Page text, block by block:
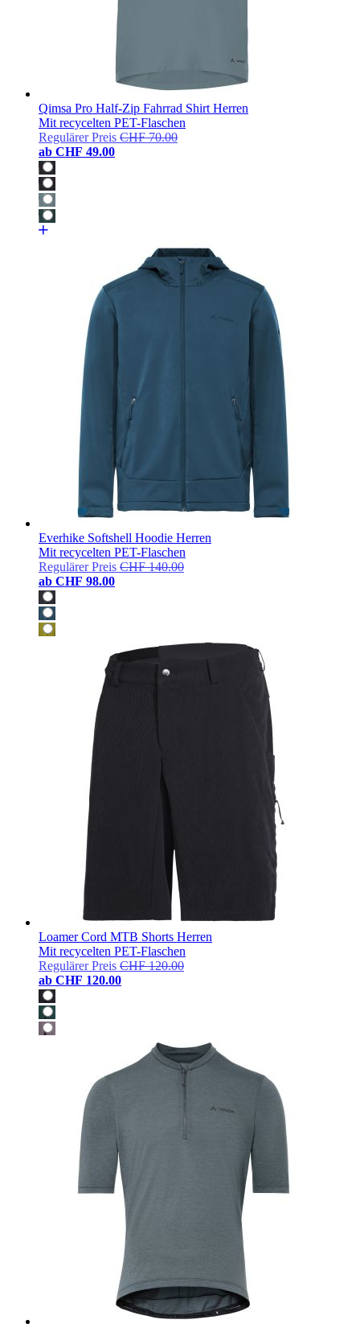
Qimsa Pro Half-Zip Fahrrad Shirt Herren
Mit recycelten PET-Flaschen
Regulärer Preis CHF 70.00
ab CHF 49.00
Everhike Softshell Hoodie Herren
Mit recycelten PET-Flaschen
Regulärer Preis CHF 140.00
ab CHF 98.00
Loamer Cord MTB Shorts Herren
Mit recycelten PET-Flaschen
Regulärer Preis CHF 120.00
ab CHF 120.00